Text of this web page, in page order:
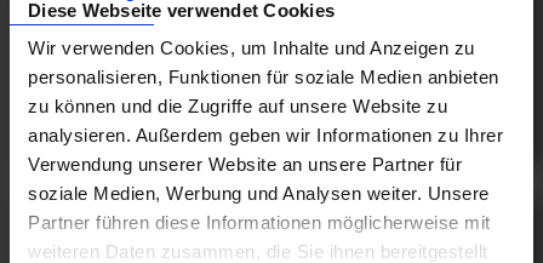
Diese Webseite verwendet Cookies
Wir verwenden Cookies, um Inhalte und Anzeigen zu
personalisieren, Funktionen für soziale Medien anbieten
zu können und die Zugriffe auf unsere Website zu
analysieren. Außerdem geben wir Informationen zu Ihrer
Verwendung unserer Website an unsere Partner für
soziale Medien, Werbung und Analysen weiter. Unsere
Partner führen diese Informationen möglicherweise mit
weiteren Daten zusammen, die Sie ihnen bereitgestellt
13.08.26 - 20.12.26
ab749 €
am 13.12.26